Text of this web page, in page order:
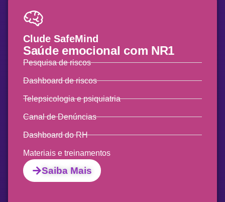
Clude SafeMind
Saúde emocional com NR1
Pesquisa de riscos
Dashboard de riscos
Telepsicologia e psiquiatria
Canal de Denúncias
Dashboard do RH
Materiais e treinamentos
Saiba Mais